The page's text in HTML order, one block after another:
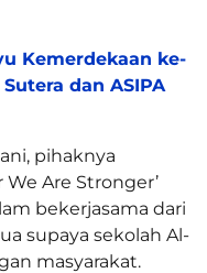
Kemerdekaan ke-
dan ASIPA
pihaknya
Are Stronger’
bekerjasama dari
supaya sekolah Al-
masyarakat.